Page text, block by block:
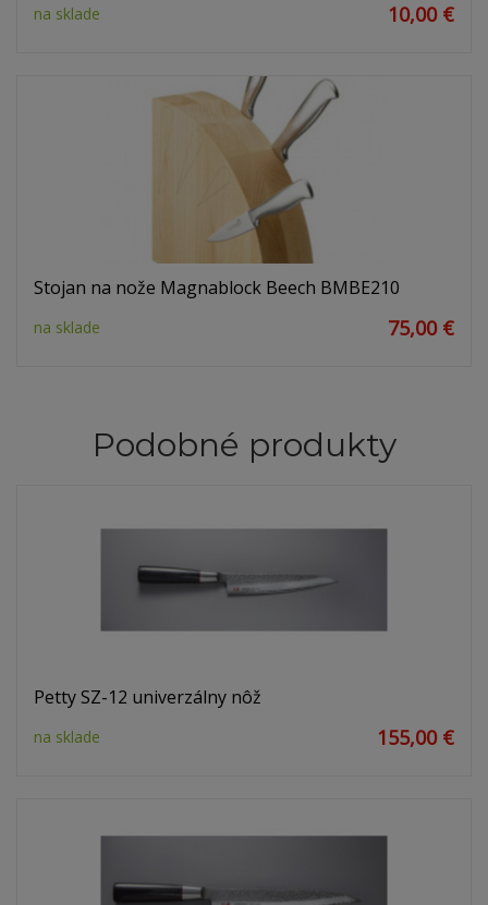
na sklade 10,00 €
Stojan na nože Magnablock Beech BMBE210
na sklade 75,00 €
Podobné produkty
Petty SZ-12 univerzálny nôž
na sklade 155,00 €